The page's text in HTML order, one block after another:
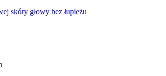
skóry głowy bez łupieżu